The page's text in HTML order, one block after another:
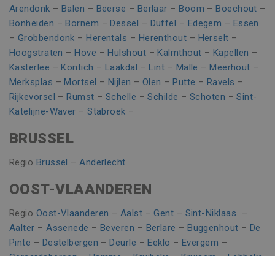
Arendonk – Balen – Beerse – Berlaar –Boom –Boechout –
Bonheiden –Bornem –Dessel – Duffel – Edegem – Essen
– Grobbendonk –Herentals – Herenthout – Herselt –
Hoogstraten –Hove –Hulshout –Kalmthout – Kapellen –
Kasterlee –Kontich – Laakdal –Lint – Malle –Meerhout –
Merksplas –Mortsel – Nijlen – Olen –Putte – Ravels –
Rijkevorsel –Rumst – Schelle –Schilde – Schoten –Sint-
Katelijne-Waver –Stabroek –
BRUSSEL
Regio Brussel –Anderlecht
OOST-VLAANDEREN
Regio Oost-Vlaanderen – Aalst –Gent – Sint-Niklaas –
Aalter –Assenede –Beveren – Berlare –Buggenhout – De
Pinte – Destelbergen –Deurle –Eeklo –Evergem –
Naam Aanbieder / Domein
55401802-
Analytics,
het
Naam Aanbieder / Domein
MUID
Microsoft
.bing.com
1 jaar
Deze
mijn
kan
Naam
_clsk
_ga_8V21JTSSTN .vincoengineering.be
_clck
.vincoengineering.be 1 jaar